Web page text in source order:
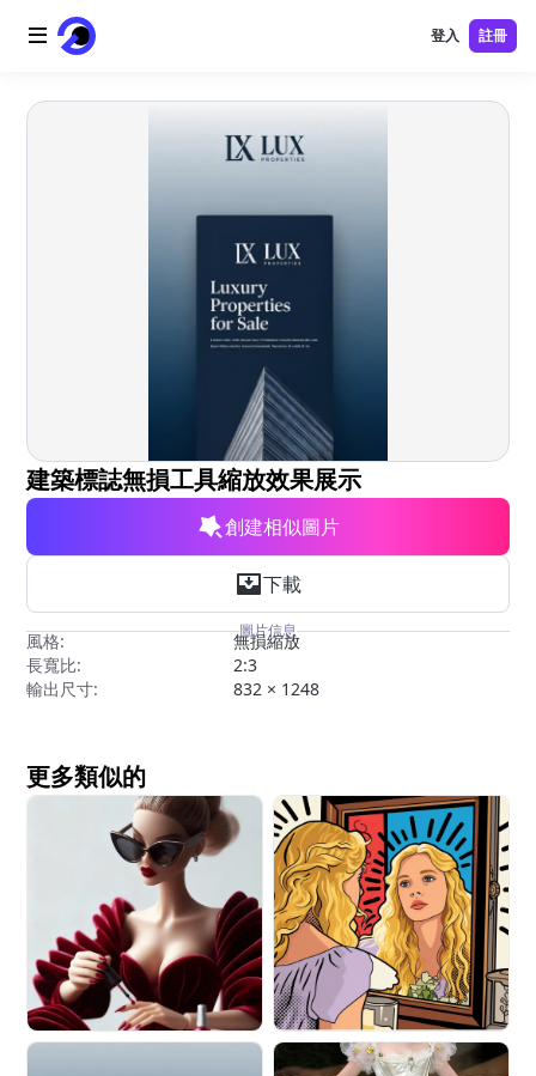
首頁
免費工具
登入 註冊
建築標誌無損工具縮放效果展示
創建相似圖片
下載
圖片信息
風格:
無損縮放
長寬比:
2:3
輸出尺寸:
832 × 1248
更多類似的